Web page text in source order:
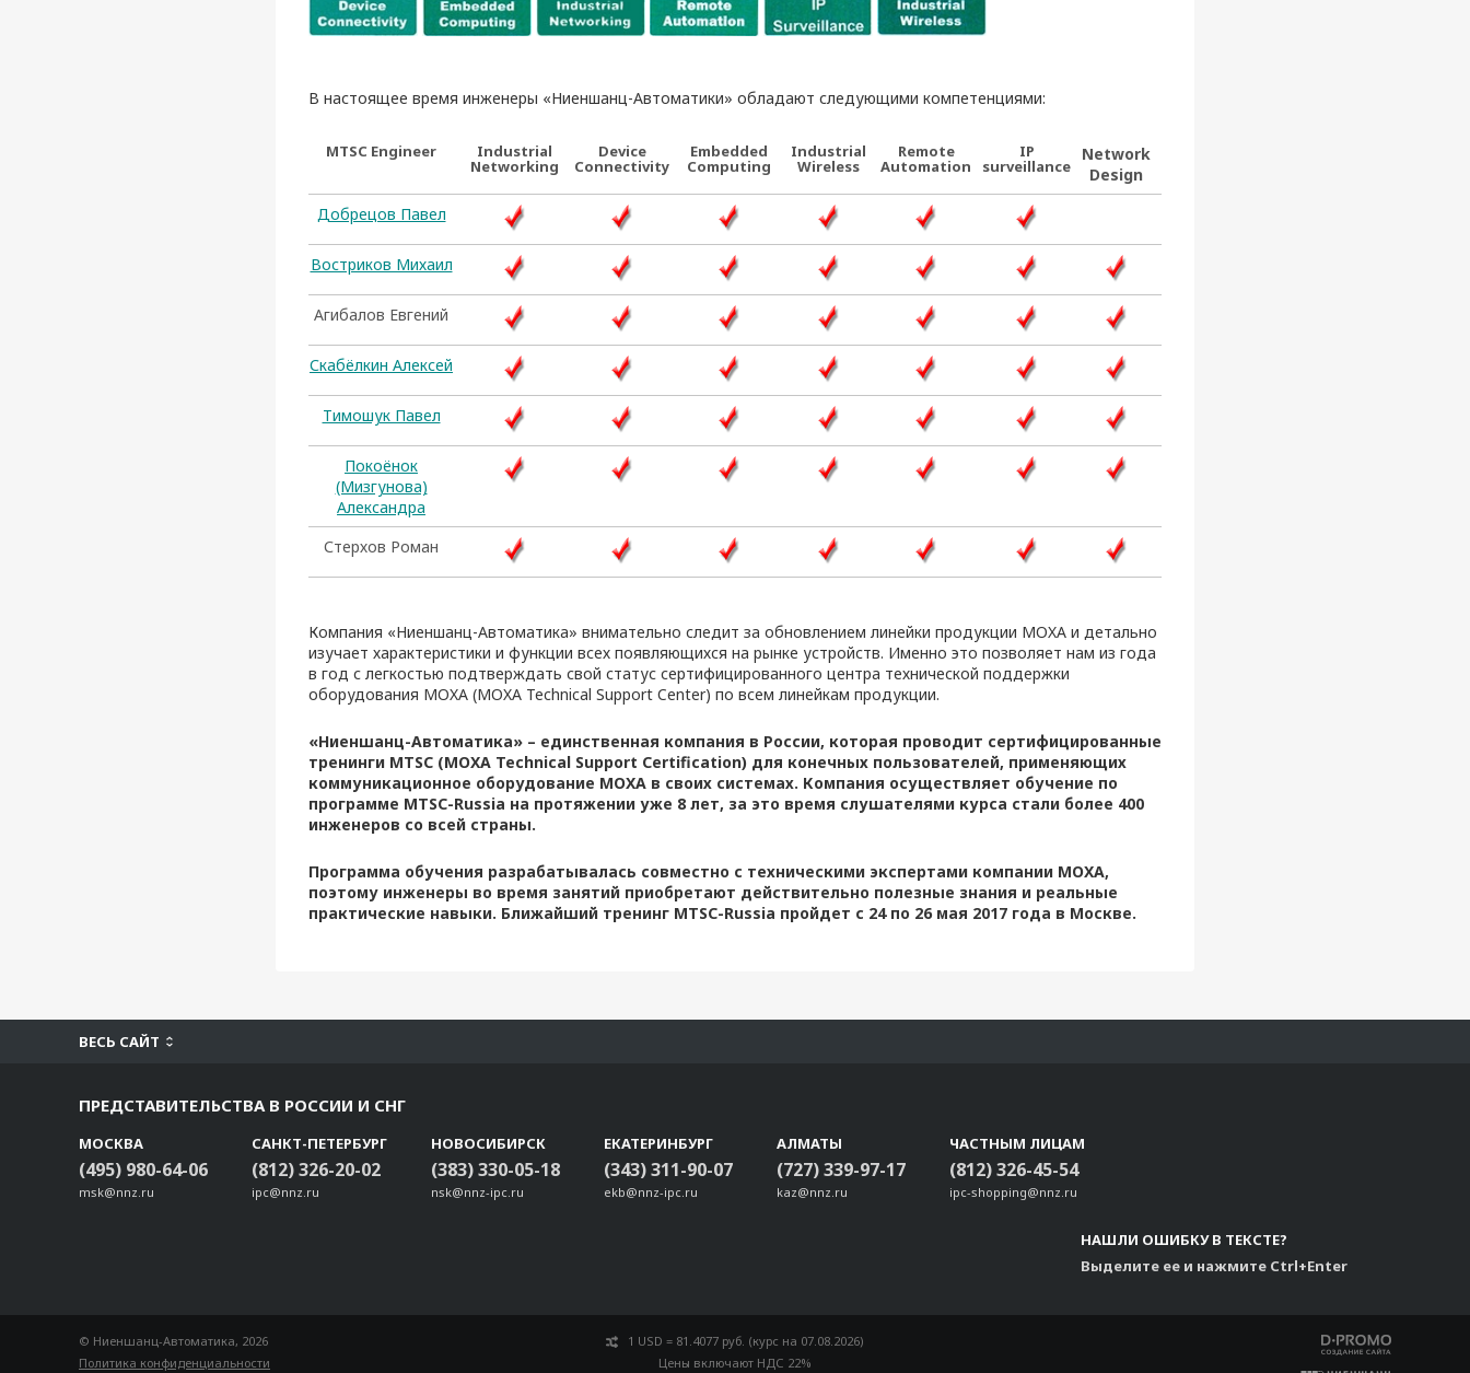
В настоящее время инженеры «Ниеншанц-Автоматики» обладают следующими компетенциями:
MTSC Engineer Industrial
Networking
Device
Connectivity
Embedded
Computing
Industrial
Wireless
Remote
Automation
IP
surveillance
Network
Design
Добрецов Павел
Востриков Михаил
Агибалов Евгений
Скабёлкин Алексей
Тимошук Павел
Покоёнок
(Мизгунова)
Александра
Стерхов Роман
Компания «Ниеншанц-Автоматика» внимательно следит за обновлением линейки продукции MOXA и детально
изучает характеристики и функции всех появляющихся на рынке устройств. Именно это позволяет нам из года
в год с легкостью подтверждать свой статус сертифицированного центра технической поддержки
оборудования MOXA (MOXA Technical Support Center) по всем линейкам продукции.
«Ниеншанц-Автоматика» – единственная компания в России, которая проводит сертифицированные
тренинги MTSC (MOXA Technical Support Certification) для конечных пользователей, применяющих
коммуникационное оборудование MOXA в своих системах. Компания осуществляет обучение по
программе MTSC-Russia на протяжении уже 8 лет, за это время слушателями курса стали более 400
инженеров со всей страны.
Программа обучения разрабатывалась совместно с техническими экспертами компании MOXA,
поэтому инженеры во время занятий приобретают действительно полезные знания и реальные
практические навыки. Ближайший тренинг MTSC-Russia пройдет с 24 по 26 мая 2017 года в Москве.
ВЕСЬ САЙТ
ПРЕДСТАВИТЕЛЬСТВА В РОССИИ И СНГ
МОСКВА
(495) 980-64-06
msk@nnz.ru
САНКТ-ПЕТЕРБУРГ
(812) 326-20-02
ipc@nnz.ru
НОВОСИБИРСК
(383) 330-05-18
nsk@nnz-ipc.ru
ЕКАТЕРИНБУРГ
(343) 311-90-07
ekb@nnz-ipc.ru
АЛМАТЫ
(727) 339-97-17
kaz@nnz.ru
ЧАСТНЫМ ЛИЦАМ
(812) 326-45-54
ipc-shopping@nnz.ru
НАШЛИ ОШИБКУ В ТЕКСТЕ?
Выделите ее и нажмите Ctrl+Enter
© Ниеншанц-Автоматика, 2026
Политика конфиденциальности
1 USD = 81.4077 руб. (курс на 07.08.2026)
Цены включают НДС 22%